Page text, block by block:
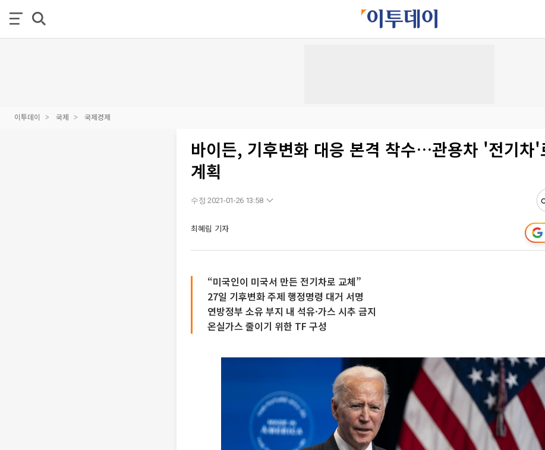
이투데이 국제 국제경제
바이든, 기후변화 대응 본격 착수…관용차 '전기차'
계획
수정 2021-01-26 13:58
최혜림 기자
“미국인이 미국서 만든 전기차로 교체”
27일 기후변화 주제 행정명령 대거 서명
연방정부 소유 부지 내 석유·가스 시추 금지
온실가스 줄이기 위한 TF 구성